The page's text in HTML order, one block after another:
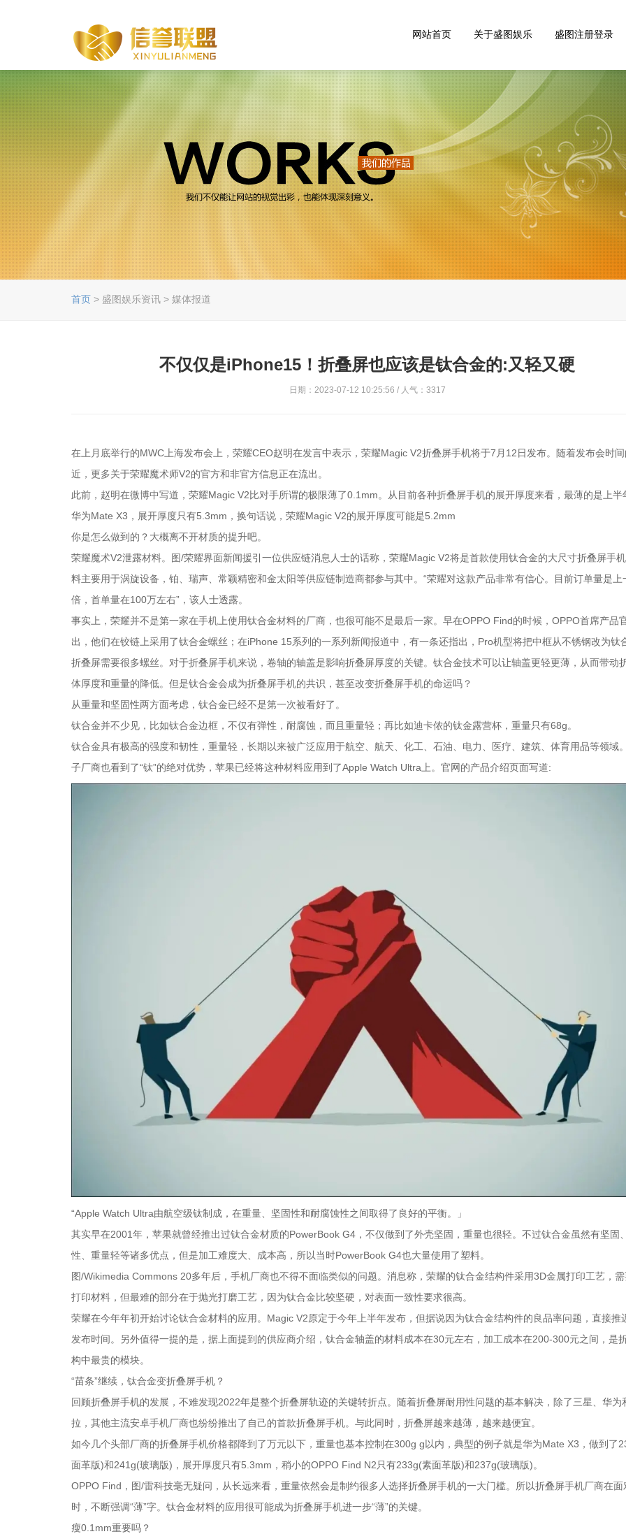
网站首页 关于盛图娱乐 盛图注册登录
首页 > 盛图娱乐资讯 > 媒体报道
不仅仅是iPhone15！折叠屏也应该是钛合金的:又轻又硬
日期：2023-07-12 10:25:56 / 人气：3317
在上月底举行的MWC上海发布会上，荣耀CEO赵明在发言中表示，荣耀Magic V2折叠屏手机将于7月12日发布。随着发布会时
近，更多关于荣耀魔术师V2的官方和非官方信息正在流出。
此前，赵明在微博中写道，荣耀Magic V2比对手所谓的极限薄了0.1mm。从目前各种折叠屏手机的展开厚度来看，最薄的是上半
华为Mate X3，展开厚度只有5.3mm，换句话说，荣耀Magic V2的展开厚度可能是5.2mm
你是怎么做到的？大概离不开材质的提升吧。
荣耀魔术V2泄露材料。图/荣耀界面新闻援引一位供应链消息人士的话称，荣耀Magic V2将是首款使用钛合金的大尺寸折叠屏手
料主要用于涡旋设备，铂、瑞声、常颖精密和金太阳等供应链制造商都参与其中。“荣耀对这款产品非常有信心。目前订单量是上
倍，首单量在100万左右”，该人士透露。
事实上，荣耀并不是第一家在手机上使用钛合金材料的厂商，也很可能不是最后一家。早在OPPO Find的时候，OPPO首席产品
出，他们在铰链上采用了钛合金螺丝；在iPhone 15系列的一系列新闻报道中，有一条还指出，Pro机型将把中框从不锈钢改为钛
折叠屏需要很多螺丝。对于折叠屏手机来说，卷轴的轴盖是影响折叠屏厚度的关键。钛合金技术可以让轴盖更轻更薄，从而带动
体厚度和重量的降低。但是钛合金会成为折叠屏手机的共识，甚至改变折叠屏手机的命运吗？
从重量和坚固性两方面考虑，钛合金已经不是第一次被看好了。
钛合金并不少见，比如钛合金边框，不仅有弹性，耐腐蚀，而且重量轻；再比如迪卡侬的钛金露营杯，重量只有68g。
钛合金具有极高的强度和韧性，重量轻，长期以来被广泛应用于航空、航天、化工、石油、电力、医疗、建筑、体育用品等领域
子厂商也看到了“钛”的绝对优势，苹果已经将这种材料应用到了Apple Watch Ultra上。官网的产品介绍页面写道:
“Apple Watch Ultra由航空级钛制成，在重量、坚固性和耐腐蚀性之间取得了良好的平衡。」
其实早在2001年，苹果就曾经推出过钛合金材质的PowerBook G4，不仅做到了外壳坚固，重量也很轻。不过钛合金虽然有坚固
性、重量轻等诸多优点，但是加工难度大、成本高，所以当时PowerBook G4也大量使用了塑料。
图/Wikimedia Commons 20多年后，手机厂商也不得不面临类似的问题。消息称，荣耀的钛合金结构件采用3D金属打印工艺，
打印材料，但最难的部分在于抛光打磨工艺，因为钛合金比较坚硬，对表面一致性要求很高。
荣耀在今年年初开始讨论钛合金材料的应用。Magic V2原定于今年上半年发布，但据说因为钛合金结构件的良品率问题，直接推
发布时间。另外值得一提的是，据上面提到的供应商介绍，钛合金轴盖的材料成本在30元左右，加工成本在200-300元之间，是
构中最贵的模块。
“苗条”继续，钛合金变折叠屏手机？
回顾折叠屏手机的发展，不难发现2022年是整个折叠屏轨迹的关键转折点。随着折叠屏耐用性问题的基本解决，除了三星、华为
拉，其他主流安卓手机厂商也纷纷推出了自己的首款折叠屏手机。与此同时，折叠屏越来越薄，越来越便宜。
如今几个头部厂商的折叠屏手机价格都降到了万元以下，重量也基本控制在300g g以内，典型的例子就是华为Mate X3，做到了
面革版)和241g(玻璃版)，展开厚度只有5.3mm，稍小的OPPO Find N2只有233g(素面革版)和237g(玻璃版)。
OPPO Find，图/雷科技毫无疑问，从长远来看，重量依然会是制约很多人选择折叠屏手机的一大门槛。所以折叠屏手机厂商在面
时，不断强调“薄”字。钛合金材料的应用很可能成为折叠屏手机进一步“薄”的关键。
瘦0.1mm重要吗？